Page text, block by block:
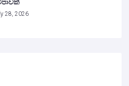
28, 2026